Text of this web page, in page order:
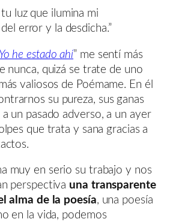
luz que ilumina mi
error y la desdicha.”
Yo he estado ahí” me sentí más
nunca, quizá se trate de uno
valiosos de Poémame. En él
su pureza, sus ganas
un pasado adverso, a un ayer
que trata y sana gracias a
muy en serio su trabajo y nos
perspectiva una transparente
alma de la poesía, una poesía
en la vida, podemos